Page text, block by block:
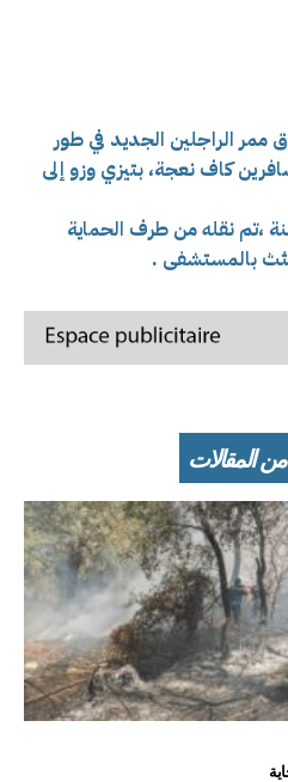
الراجلين الجديد في طور
كاف نعجة، بتيزي وزو إلى
يبلغ من العمر 54 سنة ،تم نقله من طرف الحماية
بالمستشفى .
من المقالات